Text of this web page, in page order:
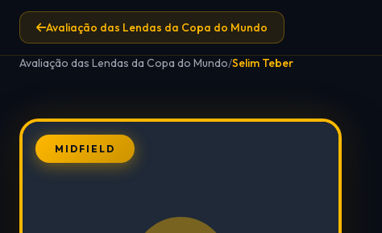
Avaliação das Lendas da Copa do Mundo
Avaliação das Lendas da Copa do Mundo/Selim Teber
MIDFIELD